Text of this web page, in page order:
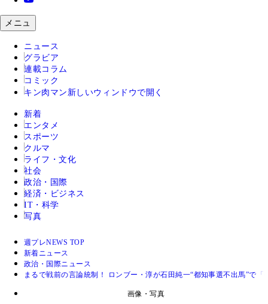
メニュ
ニュース
グラビア
連載コラム
コミック
キン肉マン 新しいウィンドウで開く
新着
エンタメ
スポーツ
クルマ
ライフ・文化
社会
政治・国際
経済・ビジネス
IT・科学
写真
週プレNEWS TOP
新着ニュース
政治・国際ニュース
まるで戦前の言論統制！ ロンブー・淳が石田純一“都知事選不出馬”で「
画像・写真